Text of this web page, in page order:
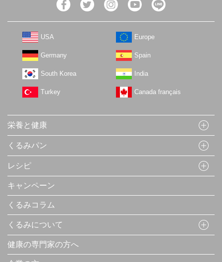
USA Europe
Germany Spain
South Korea India
Turkey Canada français
栄養と健康
くるみパン
レシピ
キャンペーン
くるみコラム
くるみについて
健康の専門家の方へ